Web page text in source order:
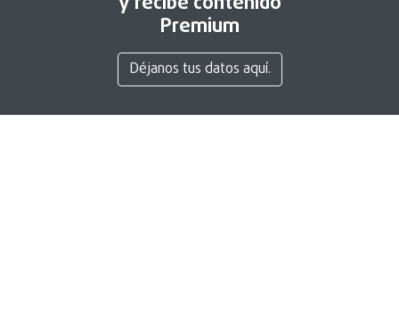
Premium
Déjanos tus datos aquí.